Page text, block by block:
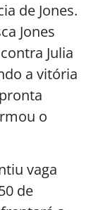
de Jones.
Jones
Julia
a vitória
o
vaga
de